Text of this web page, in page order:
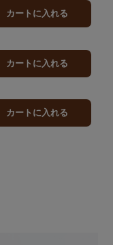
カートに入れる
カートに入れる
カートに入れる